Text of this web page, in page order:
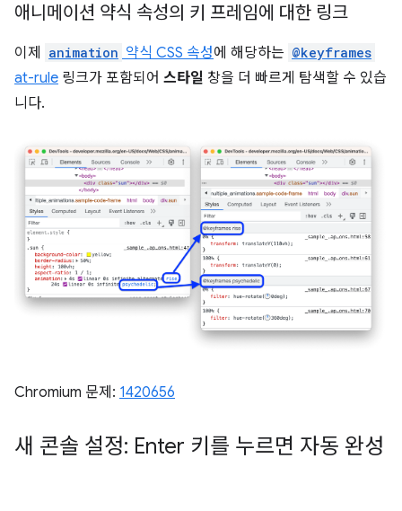
애니메이션 약식 속성의 키 프레임에 대한 링크
이제 animation 약식 CSS 속성에 해당하는 @keyframes
at-rule 링크가 포함되어 스타일 창을 더 빠르게 탐색할 수 있습
니다.
Chromium 문제: 1420656
새 콘솔 설정: Enter 키를 누르면 자동 완성